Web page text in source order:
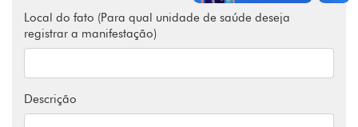
Local do fato (Para qual unidade de saúde deseja
registrar a manifestação)
Descrição